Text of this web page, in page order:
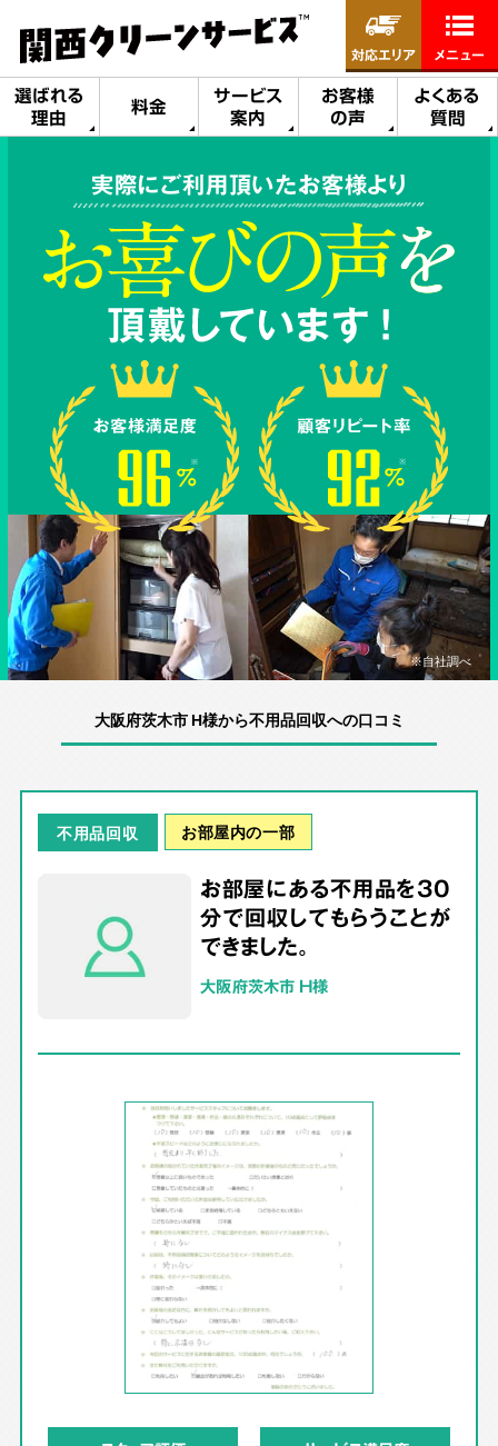
選ばれる
理由
料金
サービス
案内
お客様
の声
よくある
質問
対応エリア メニュー
実際にご利用頂いたお客様より
※自社調べ
大阪府茨木市 H様から不用品回収への口コミ
不用品回収 お部屋内の一部
お部屋にある不用品を30
分で回収してもらうことが
できました。
大阪府茨木市 H様